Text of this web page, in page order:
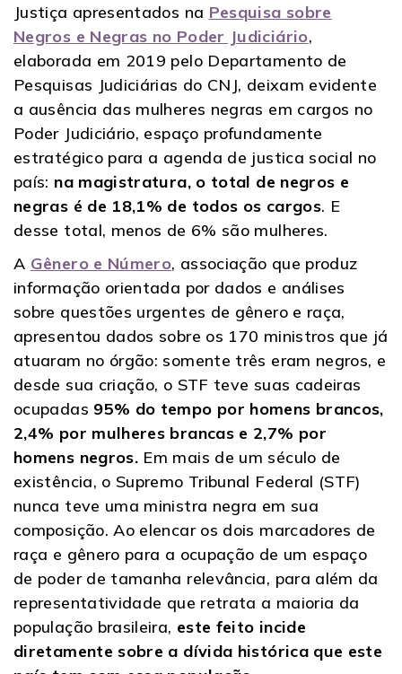
Justiça apresentados na Pesquisa sobre
Negros e Negras no Poder Judiciário,
elaborada em 2019 pelo Departamento de
Pesquisas Judiciárias do CNJ, deixam evidente
a ausência das mulheres negras em cargos no
Poder Judiciário, espaço profundamente
estratégico para a agenda de justica social no
país: na magistratura, o total de negros e
negras é de 18,1% de todos os cargos. E
desse total, menos de 6% são mulheres.
A Gênero e Número, associação que produz
informação orientada por dados e análises
sobre questões urgentes de gênero e raça,
apresentou dados sobre os 170 ministros que já
atuaram no órgão: somente três eram negros, e
desde sua criação, o STF teve suas cadeiras
ocupadas 95% do tempo por homens brancos,
2,4% por mulheres brancas e 2,7% por
homens negros. Em mais de um século de
existência, o Supremo Tribunal Federal (STF)
nunca teve uma ministra negra em sua
composição. Ao elencar os dois marcadores de
raça e gênero para a ocupação de um espaço
de poder de tamanha relevância, para além da
representatividade que retrata a maioria da
população brasileira, este feito incide
diretamente sobre a dívida histórica que este